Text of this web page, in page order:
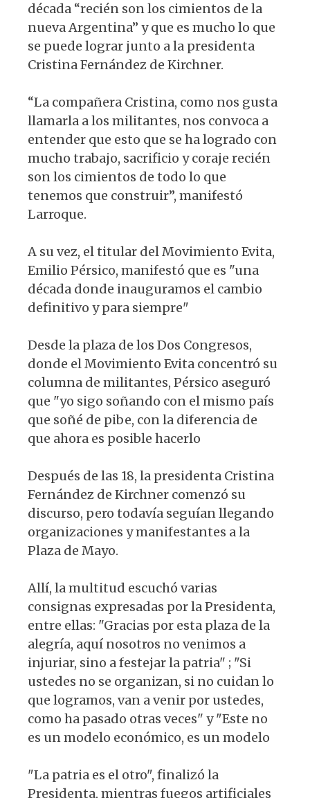
década “recién son los cimientos de la
nueva Argentina” y que es mucho lo que
se puede lograr junto a la presidenta
Cristina Fernández de Kirchner.
“La compañera Cristina, como nos gusta
llamarla a los militantes, nos convoca a
entender que esto que se ha logrado con
mucho trabajo, sacrificio y coraje recién
son los cimientos de todo lo que
tenemos que construir”, manifestó
Larroque.
A su vez, el titular del Movimiento Evita,
Emilio Pérsico, manifestó que es "una
década donde inauguramos el cambio
definitivo y para siempre"
Desde la plaza de los Dos Congresos,
donde el Movimiento Evita concentró su
columna de militantes, Pérsico aseguró
que "yo sigo soñando con el mismo país
que soñé de pibe, con la diferencia de
que ahora es posible hacerlo
Después de las 18, la presidenta Cristina
Fernández de Kirchner comenzó su
discurso, pero todavía seguían llegando
organizaciones y manifestantes a la
Plaza de Mayo.
Allí, la multitud escuchó varias
consignas expresadas por la Presidenta,
entre ellas: "Gracias por esta plaza de la
alegría, aquí nosotros no venimos a
injuriar, sino a festejar la patria" ; "Si
ustedes no se organizan, si no cuidan lo
que logramos, van a venir por ustedes,
como ha pasado otras veces" y "Este no
es un modelo económico, es un modelo
"La patria es el otro", finalizó la
Presidenta, mientras fuegos artificiales